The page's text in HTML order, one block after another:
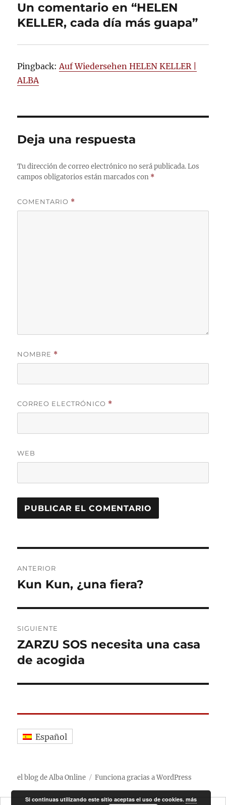
Un comentario en “HELEN
KELLER, cada día más guapa”
Pingback:Auf Wiedersehen HELEN KELLER |
ALBA
Deja una respuesta
Tu dirección de correo electrónico no será publicada. Los
campos obligatorios están marcados con *
COMENTARIO *
NOMBRE *
CORREO ELECTRÓNICO *
WEB
de
ANTERIOR
Entrada
Kun Kun, ¿una fiera?
SIGUIENTE
Entrada
siguiente:
ZARZU SOS necesita una casa
de acogida
Español
el blog de Alba Online Funciona gracias a WordPress
Si continuas utilizando este sitio aceptas el uso de cookies.más